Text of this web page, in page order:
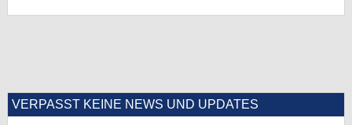
VERPASST KEINE NEWS UND UPDATES